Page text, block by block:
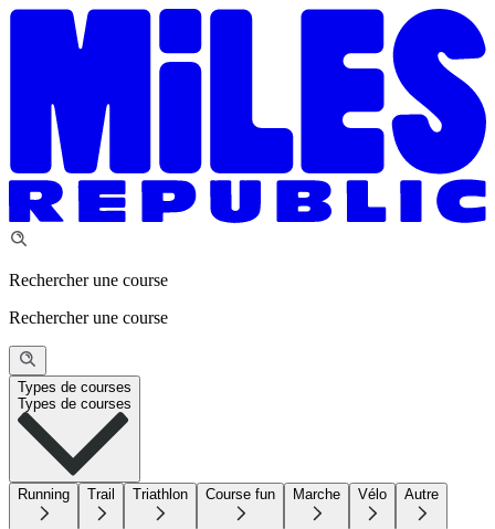
Rechercher une course
Rechercher une course
Types de courses
Types de courses
Running Trail Triathlon Course fun Marche Vélo Autre